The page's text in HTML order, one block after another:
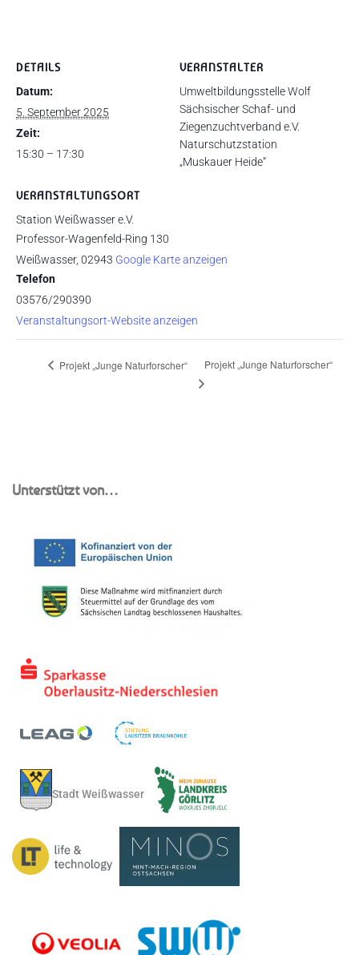
DETAILS
Datum:
5. September 2025
Zeit:
15:30 – 17:30
VERANSTALTUNGSORT
Station Weißwasser e.V.
Professor-Wagenfeld-Ring 130
Weißwasser, 02943 Google Karte anzeigen
Telefon
03576/290390
Veranstaltungsort-Website anzeigen
VERANSTALTER
Umweltbildungsstelle Wolf
Sächsischer Schaf- und
Ziegenzuchtverband e.V.
Naturschutzstation
„Muskauer Heide“
Projekt „Junge Naturforscher“ Projekt „Junge Naturforscher“
Unterstützt von…
Stadt Weißwasser